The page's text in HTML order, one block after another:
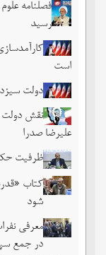
فصلنامه
رسید
است
دولت
نقش دولت
علیرضا صدرا
ظرفیت
کتاب
شود
معرفی
در جمع